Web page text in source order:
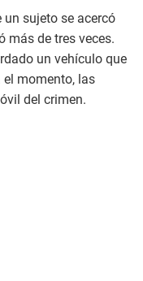
sujeto se acercó
más de tres veces.
un vehículo que
el momento, las
del crimen.